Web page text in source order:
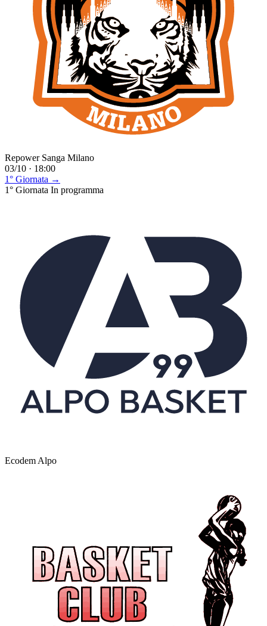
Repower Sanga Milano
03/10 · 18:00
1° Giornata →
1° Giornata In programma
Ecodem Alpo